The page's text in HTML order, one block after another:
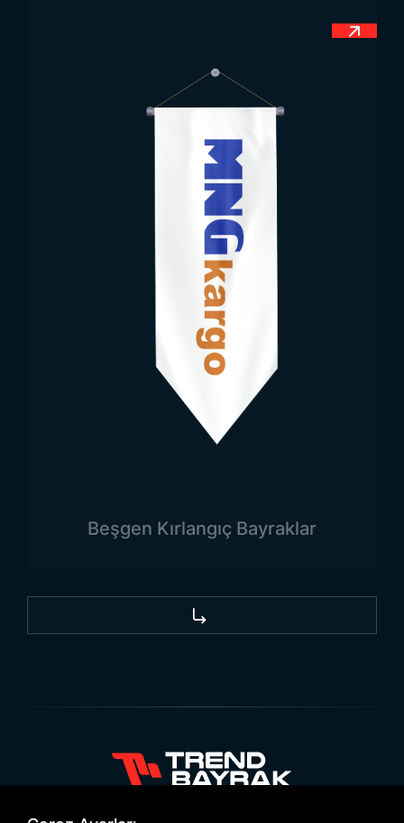
hemen aynı boyutta görünse de, bayrakların doğru
üretilmesi için bir takım ölçüler belirlenmiştir.
Bayraklar için belirlenen bu ölçüler, genellikle ülke
anayasası içerisinde yer almaktadır. Bayraklar için
en sık kullanılan ölçü 1:2’dir. Tunus bayrağı da bu
ölçü baz alınarak tasarlanmıştır. Bayrağın orijinal
boyutlarında yükseklik 80 cm, genişlik ise 120 cm
olarak belirlenmiştir. Ancak daha büyük boyutlu
bayraklar üretileceği zaman ölçüler de oranlama
bozulmadan değiştirilebilir. Bayrağın ölçülerinin
dışında Tunus bayrakları üzerinde yer alan ay ve
yıldızın da özel ölçüleri vardır. Bu ölçüler de detaylı
olarak ülkenin anayasası içerisinde yer almaktadır.
Bayrak üretimi yapacak olan firmaların tüm bu
ölçüleri dikkatle incelemesi gereklidir.
Alanları
sağlamak için de bayrakların derin anlamları
bulunmaktadır. Bu doğrultuda da bayraklar çok
meydanlarında kullanılmaktadır. Özellikle insanların
görülmektedir. Bu yerlerin dışında, resmigeçit
törenlerinde ve farklı ülkelerin siyasi temsilcilerine
düzenlenen karşılama törenlerinde de bayraklar yer
Beşgen Kırlangıç Bayraklar